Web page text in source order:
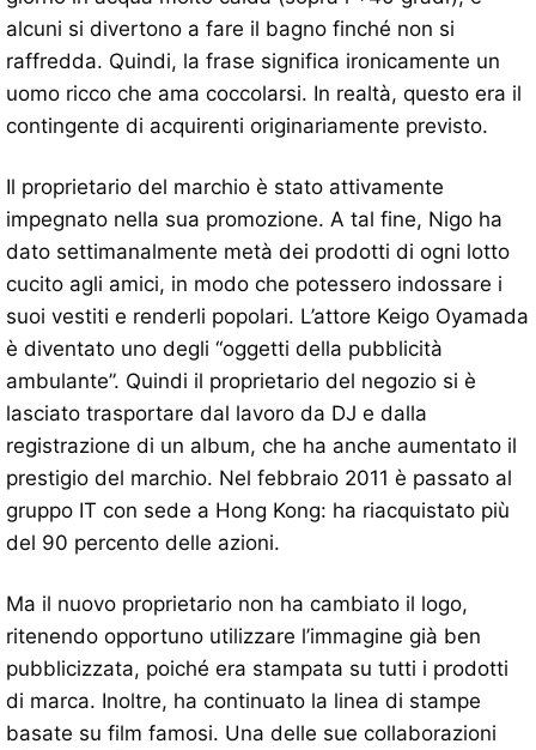
alcuni si divertono a fare il bagno finché non si
raffredda. Quindi, la frase significa ironicamente un
uomo ricco che ama coccolarsi. In realtà, questo era il
contingente di acquirenti originariamente previsto.
Il proprietario del marchio è stato attivamente
impegnato nella sua promozione. A tal fine, Nigo ha
dato settimanalmente metà dei prodotti di ogni lotto
cucito agli amici, in modo che potessero indossare i
suoi vestiti e renderli popolari. L’attore Keigo Oyamada
è diventato uno degli “oggetti della pubblicità
ambulante”. Quindi il proprietario del negozio si è
lasciato trasportare dal lavoro da DJ e dalla
registrazione di un album, che ha anche aumentato il
prestigio del marchio. Nel febbraio 2011 è passato al
gruppo IT con sede a Hong Kong: ha riacquistato più
del 90 percento delle azioni.
Ma il nuovo proprietario non ha cambiato il logo,
ritenendo opportuno utilizzare l’immagine già ben
pubblicizzata, poiché era stampata su tutti i prodotti
di marca. Inoltre, ha continuato la linea di stampe
basate su film famosi. Una delle sue collaborazioni